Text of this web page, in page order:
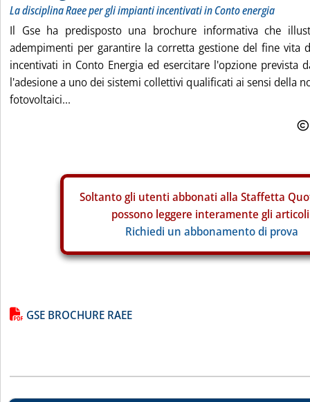
La disciplina Raee per gli impianti incentivati in Conto energia
Il Gse ha predisposto una brochure informativa che
adempimenti per garantire la corretta gestione del fine vita
incentivati in Conto Energia ed esercitare l'opzione prevista
l'adesione a uno dei sistemi collettivi qualificati ai sensi della
fotovoltaici...
Soltanto gli utenti abbonati alla Staffetta
possono leggere interamente gli
Richiedi un abbonamento di prova
Lista allegati PDF alla notizia
GSE BROCHURE RAEE